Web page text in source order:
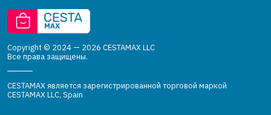
Copyright © 2024 — 2026 CESTAMAX LLC
Все права защищены.
CESTAMAX является зарегистрированной торговой маркой
CESTAMAX LLC, Spain